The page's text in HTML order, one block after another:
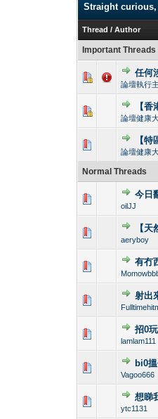
Straight curious,
Thread /Author
Important Threads
任何
論壇執行
【
論壇健康
【
論壇健康
Normal Threads
今日
oilJJ
【
aeryboy
有冇
射出
招0
lamlam111
bi0
Vagoo666
想睇
ytc1131